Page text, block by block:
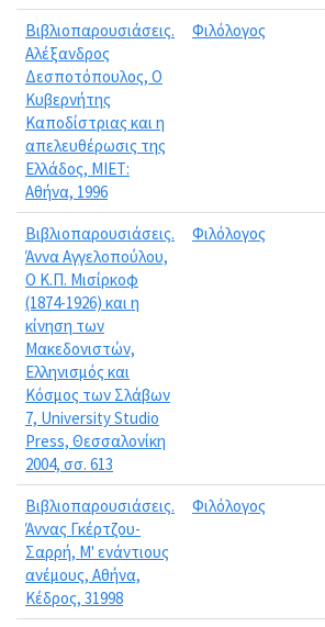
Βιβλιοπαρουσιάσεις.
Αλέξανδρος
Δεσποτόπουλος, Ο
Κυβερνήτης
Καποδίστριας και η
απελευθέρωσις της
Ελλάδος, ΜΙΕΤ:
Αθήνα, 1996
Φιλόλογος
Βιβλιοπαρουσιάσεις.
Άννα Αγγελοπούλου,
Ο Κ.Π. Μισίρκοφ
(1874-1926) και η
κίνηση των
Μακεδονιστών,
Ελληνισμός και
Κόσμος των Σλάβων
7, University Studio
Press, Θεσσαλονίκη
2004, σσ. 613
Φιλόλογος
Βιβλιοπαρουσιάσεις.
Άννας Γκέρτζου-
Σαρρή, Μ' ενάντιους
ανέμους, Αθήνα,
Κέδρος, 31998
Φιλόλογος